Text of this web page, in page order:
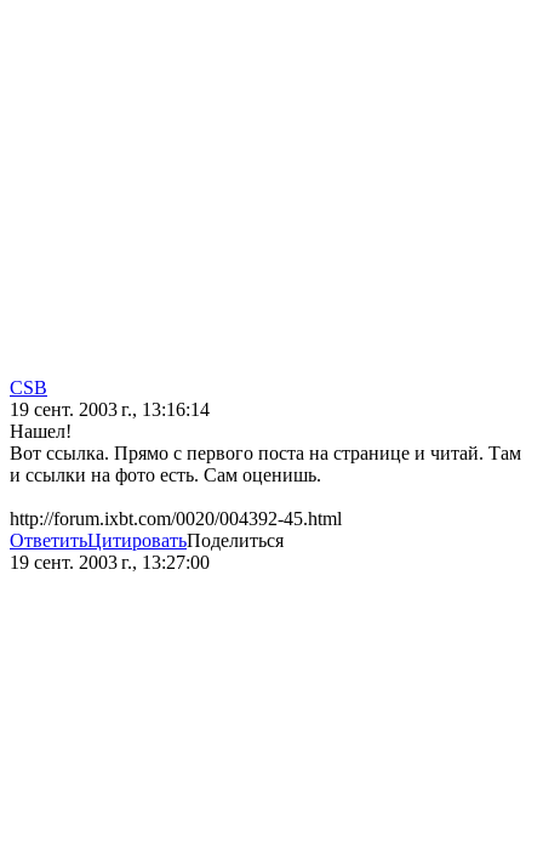
CSB
19 сент. 2003 г., 13:16:14
Нашел!
Вот ссылка. Прямо с первого поста на странице и читай. Там
и ссылки на фото есть. Сам оценишь.
http://forum.ixbt.com/0020/004392-45.html
ОтветитьЦитироватьПоделиться
19 сент. 2003 г., 13:27:00